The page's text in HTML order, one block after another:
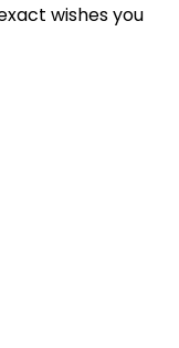
wishes you